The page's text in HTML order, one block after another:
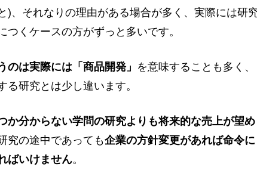
)、それなりの理由がある場合が多く、実際には研
つくケースの方がずっと多いです。
のは実際には「商品開発」 を意味することも多く、
る研究とは少し違います。
か分からない学問の研究よりも将来的な売上が望め
究の途中であっても企業の方針変更があれば命令に
ばいけません。